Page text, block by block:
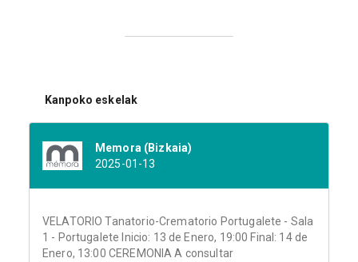
Kanpoko eskelak
Memora (Bizkaia)
2025-01-13
VELATORIO Tanatorio-Crematorio Portugalete - Sala
1 - Portugalete Inicio: 13 de Enero, 19:00 Final: 14 de
Enero, 13:00 CEREMONIA A consultar